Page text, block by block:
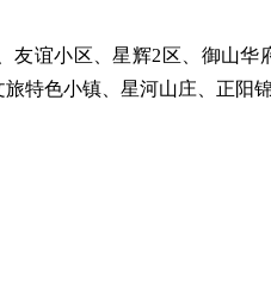
友谊小区、星辉2区、御山
特色小镇、星河山庄、正阳